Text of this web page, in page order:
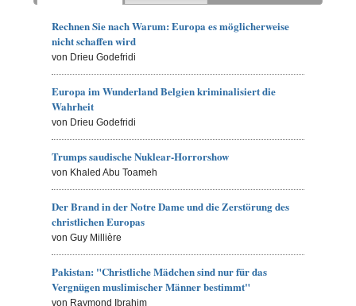
Rechnen Sie nach Warum: Europa es möglicherweise
nicht schaffen wird
von Drieu Godefridi
Europa im Wunderland Belgien kriminalisiert die
Wahrheit
von Drieu Godefridi
Trumps saudische Nuklear-Horrorshow
von Khaled Abu Toameh
Der Brand in der Notre Dame und die Zerstörung des
christlichen Europas
von Guy Millière
Pakistan: "Christliche Mädchen sind nur für das
Vergnügen muslimischer Männer bestimmt"
von Raymond Ibrahim